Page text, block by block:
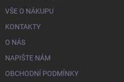
VŠE O NÁKUPU
KONTAKTY
O NÁS
NAPIŠTE NÁM
OBCHODNÍ PODMÍNKY